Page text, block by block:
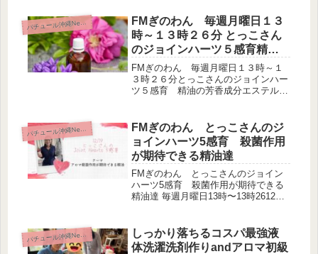
み、日が経つごとに酷くなっていたの
です。 それは、去年3月頃、天井から
吊...
パ
チュール沖縄News
FMぎのわん 毎週月曜日１３
時～１３時２６分 とっこさん
のジョインハーツ５感育精油
の芳香成分エステル類
FMぎのわん 毎週月曜日１３時～１
３時２６分とっこさんのジョインハー
ツ５感育 精油の芳香成分エステル類
ただきました。近年、病院での取り扱
いも増えてきて大変嬉しですね。しか
し...
パ
チュール沖縄News
FMぎのわん とっこさんのジ
ョインハーツ5感育 殺菌作用
が期待できる精油達
FMぎのわん とっこさんのジョイン
ハーツ5感育 殺菌作用が期待できる
精油達 毎週月曜日13時〜13時2612月
聞き逃した方はこちらのYouTubeから
再生くださいね↓殺菌...
パ
チュール沖縄News
しっかり落ちるコスパ最強液
体洗濯洗剤作りandアロマ初級